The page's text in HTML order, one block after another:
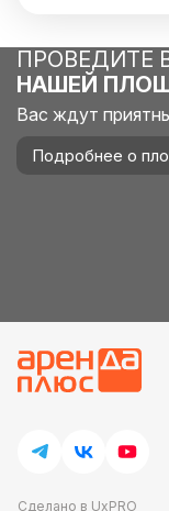
ПРОВЕДИТЕ
НАШЕЙ
Вас ждут
Подробнее о
Сделано в UxPRO